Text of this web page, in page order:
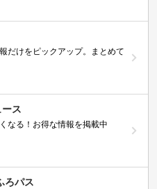
だけをピックアップ。まとめて
ス
なる！お得な情報を掲載中
ろパス